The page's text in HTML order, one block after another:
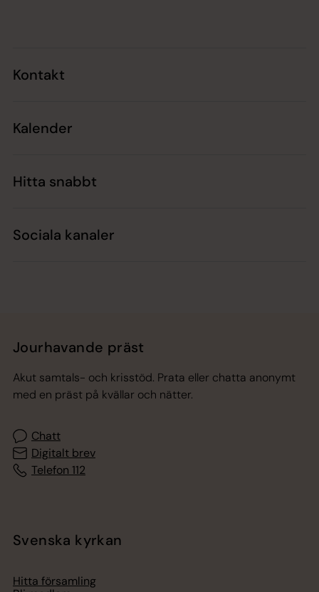
Kontakt
Kalender
Hitta snabbt
Sociala kanaler
Jourhavande präst
Akut samtals- och krisstöd. Prata eller chatta anonymt
med en präst på kvällar och nätter.
Chatt
Digitalt brev
Telefon 112
Svenska kyrkan
Hitta församling